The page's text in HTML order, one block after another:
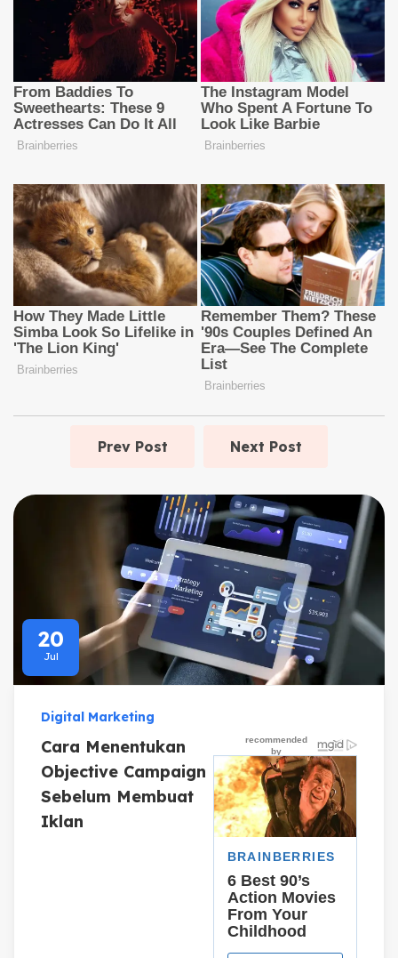
Prev Post Next Post
20
Jul
Digital Marketing
Cara Menentukan
Objective Campaign
Sebelum Membuat
Iklan